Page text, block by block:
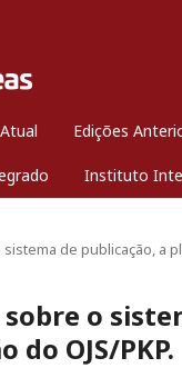
Edições
Instituto
de publicação, a
o
OJS/PKP.